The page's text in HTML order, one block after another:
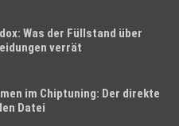
Was der Füllstand über
verrät
im Chiptuning: Der direkte
Datei